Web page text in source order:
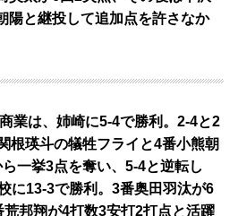
と継投して追加点を許さなか
業は、姉崎に5-4で勝利。2-4と2
根瑛斗の犠牲フライと4番小熊朝
一挙3点を奪い、5-4と逆転し
に13-3で勝利。3番奥田羽汰が6
邦翔が4打数3安打2打点と活躍